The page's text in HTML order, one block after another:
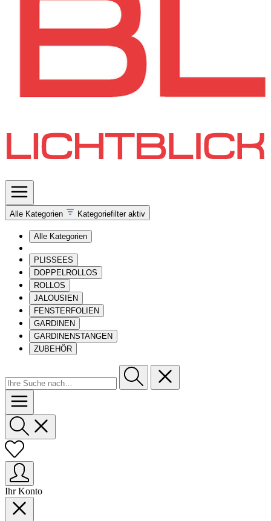
Alle Kategorien Kategoriefilter aktiv
Alle Kategorien
PLISSEES
DOPPELROLLOS
ROLLOS
JALOUSIEN
FENSTERFOLIEN
GARDINEN
GARDINENSTANGEN
ZUBEHÖR
Ihr Konto